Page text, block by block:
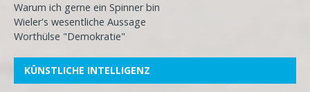
Warum ich gerne ein Spinner bin
Wieler's wesentliche Aussage
Worthülse "Demokratie"
KÜNSTLICHE INTELLIGENZ